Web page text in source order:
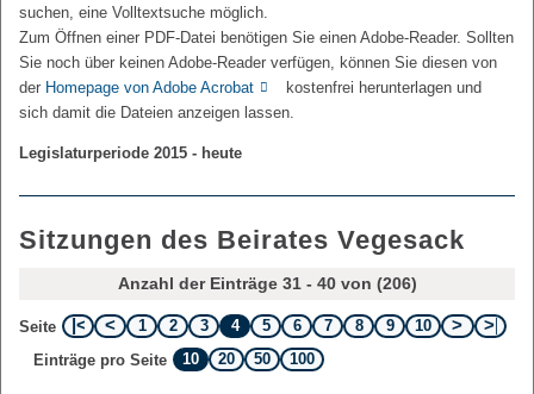
suchen, eine Volltextsuche möglich.
Zum Öffnen einer PDF-Datei benötigen Sie einen Adobe-Reader. Sollten
Sie noch über keinen Adobe-Reader verfügen, können Sie diesen von
der Homepage von Adobe Acrobat
kostenfrei herunterlagen und
sich damit die Dateien anzeigen lassen.
Legislaturperiode 2015 - heute
Sitzungen des Beirates Vegesack
Anzahl der Einträge 31 - 40 von (206)
Seite 1 2 3 4 5 6 7 8 9
10
Einträge pro Seite
10 20 50 100